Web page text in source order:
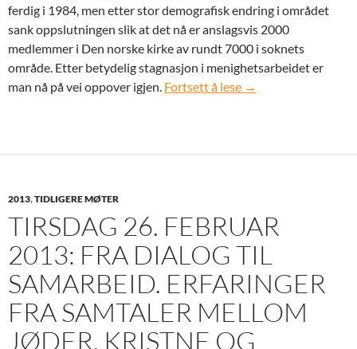
ferdig i 1984, men etter stor demografisk endring i området
sank oppslutningen slik at det nå er anslagsvis 2000
medlemmer i Den norske kirke av rundt 7000 i soknets
område. Etter betydelig stagnasjon i menighetsarbeidet er
man nå på vei oppover igjen. Fortsett å lese Tirsdag 19. mars
→
2013,TIDLIGERE MØTER
TIRSDAG 26. FEBRUAR
2013: FRA DIALOG TIL
SAMARBEID. ERFARINGER
FRA SAMTALER MELLOM
JØDER, KRISTNE OG